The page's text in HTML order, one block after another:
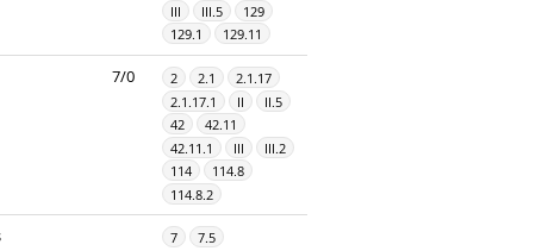
III
III.5
129
129.1
129.11
7/0 2 2.1
2.1.17
2.1.17.1
II
II.5
42
42.11
42.11.1
III
III.2
114
114.8
114.8.2
7 7.5